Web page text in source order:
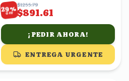
29%
OFF
$1255.79
$891.61
¡PEDIR AHORA!
ENTREGA URGENTE